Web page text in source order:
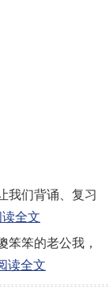
我们背诵、复习
读全文
笨的老公我，
读全文